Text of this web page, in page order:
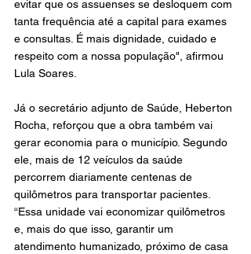
evitar que os assuenses se desloquem com
tanta frequência até a capital para exames
e consultas. É mais dignidade, cuidado e
respeito com a nossa população", afirmou
Lula Soares.
Já o secretário adjunto de Saúde, Heberton
Rocha, reforçou que a obra também vai
gerar economia para o município. Segundo
ele, mais de 12 veículos da saúde
percorrem diariamente centenas de
quilômetros para transportar pacientes.
“Essa unidade vai economizar quilômetros
e, mais do que isso, garantir um
atendimento humanizado, próximo de casa